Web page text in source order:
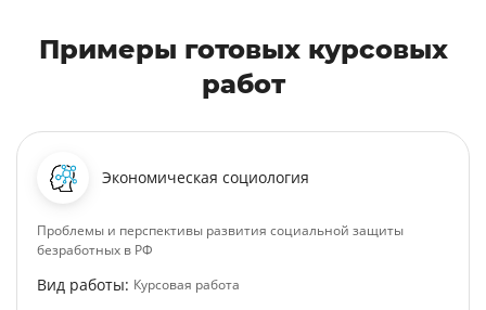
Примеры готовых курсовых
работ
Экономическая социология
Проблемы и перспективы развития социальной защиты
безработных в РФ
Вид работы: Курсовая работа